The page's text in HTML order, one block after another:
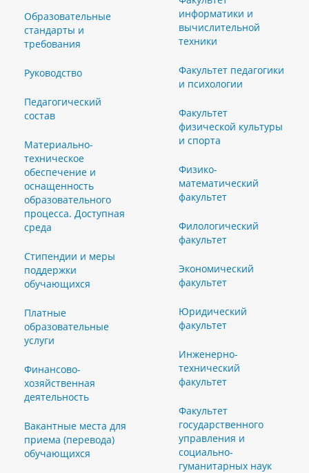
Образовательные
стандарты и
требования
Руководство
Педагогический
состав
Материально-
техническое
обеспечение и
оснащенность
образовательного
процесса. Доступная
среда
Стипендии и меры
поддержки
обучающихся
Платные
образовательные
услуги
Финансово-
хозяйственная
деятельность
Вакантные места для
приема (перевода)
обучающихся
информатики и
вычислительной
техники
Факультет педагогики
и психологии
Факультет
физической культуры
и спорта
Физико-
математический
факультет
Филологический
факультет
Экономический
факультет
Юридический
факультет
Инженерно-
технический
факультет
Факультет
государственного
управления и
социально-
гуманитарных наук